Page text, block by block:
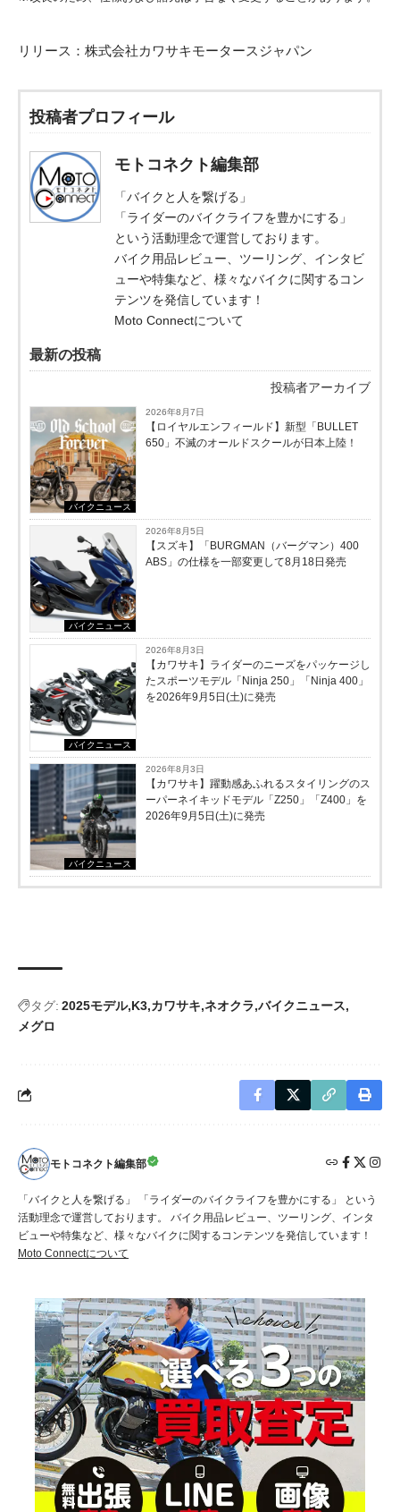
リリース： 株式会社カワサキモータースジャパン
投稿者プロフィール
モトコネクト編集部
「バイクと人を繋げる」
「ライダーのバイクライフを豊かにする」
という活動理念で運営しております。
バイク用品レビュー、ツーリング、インタビ
ューや特集など、様々なバイクに関するコン
テンツを発信しています！
Moto Connectについて
最新の投稿
投稿者アーカイブ
バイクニュース
2026年8月7日
【ロイヤルエンフィールド】新型「BULLET
650」不滅のオールドスクールが⽇本上陸！
バイクニュース
2026年8月5日
【スズキ】「BURGMAN（バーグマン）400
ABS」の仕様を一部変更して8月18日発売
バイクニュース
2026年8月3日
【カワサキ】ライダーのニーズをパッケージし
たスポーツモデル「Ninja 250」「Ninja 400」
を2026年9月5日(土)に発売
バイクニュース
2026年8月3日
【カワサキ】躍動感あふれるスタイリングのス
ーパーネイキッドモデル「Z250」「Z400」を
2026年9月5日(土)に発売
タグ: 2025モデル K3 カワサキ ネオクラ バイクニュース
メグロ
モトコネクト編集部
「バイクと人を繋げる」 「ライダーのバイクライフを豊かにする」 という
活動理念で運営しております。 バイク用品レビュー、ツーリング、インタ
ビューや特集など、様々なバイクに関するコンテンツを発信しています！
Moto Connectについて